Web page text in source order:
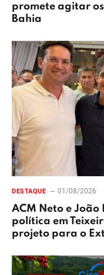
promete agitar
Bahia
DESTAQUE 01/08/2026
ACM Neto e
política em
projeto para o